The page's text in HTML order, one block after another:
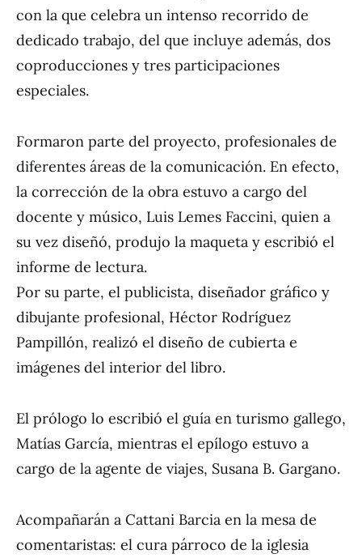
con la que celebra un intenso recorrido de
dedicado trabajo, del que incluye además, dos
coproducciones y tres participaciones
especiales.
Formaron parte del proyecto, profesionales de
diferentes áreas de la comunicación. En efecto,
la corrección de la obra estuvo a cargo del
docente y músico, Luis Lemes Faccini, quien a
su vez diseñó, produjo la maqueta y escribió el
informe de lectura.
Por su parte, el publicista, diseñador gráfico y
dibujante profesional, Héctor Rodríguez
Pampillón, realizó el diseño de cubierta e
imágenes del interior del libro.
El prólogo lo escribió el guía en turismo gallego,
Matías García, mientras el epílogo estuvo a
cargo de la agente de viajes, Susana B. Gargano.
Acompañarán a Cattani Barcia en la mesa de
comentaristas: el cura párroco de la iglesia